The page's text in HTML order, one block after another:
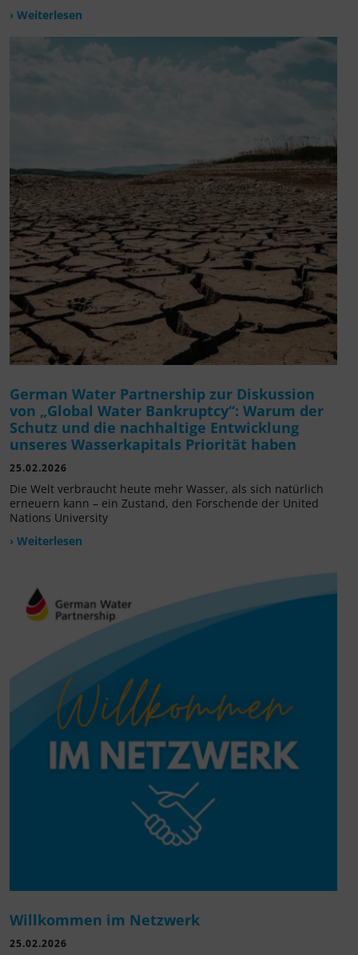
› Weiterlesen
German Water Partnership zur Diskussion
von „Global Water Bankruptcy“: Warum der
Schutz und die nachhaltige Entwicklung
unseres Wasserkapitals Priorität haben
25.02.2026
Die Welt verbraucht heute mehr Wasser, als sich natürlich
erneuern kann – ein Zustand, den Forschende der United
Nations University
› Weiterlesen
Willkommen im Netzwerk
25.02.2026